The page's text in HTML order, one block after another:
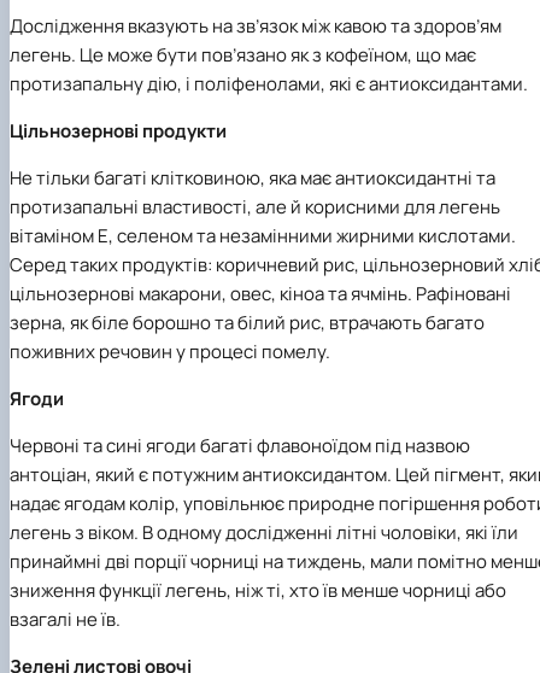
Дослідження вказують на зв’язок між кавою та здоров’ям
легень. Це може бути пов’язано як з кофеїном, що має
протизапальну дію, і поліфенолами, які є антиоксидантами.
Цільнозернові продукти
Не тільки багаті клітковиною, яка має антиоксидантні та
протизапальні властивості, але й корисними для легень
вітаміном Е, селеном та незамінними жирними кислотами.
Серед таких продуктів: коричневий рис, цільнозерновий
цільнозернові макарони, овес, кіноа та ячмінь. Рафіновані
зерна, як біле борошно та білий рис, втрачають багато
поживних речовин у процесі помелу.
Ягоди
Червоні та сині ягоди багаті флавоноїдом під назвою
антоціан, який є потужним антиоксидантом. Цей пігмент,
надає ягодам колір, уповільнює природне погіршення
легень з віком. В одному дослідженні літні чоловіки, які їли
принаймні дві порції чорниці на тиждень, мали помітно
зниження функції легень, ніж ті, хто їв менше чорниці або
взагалі не їв.
Зелені листові овочі